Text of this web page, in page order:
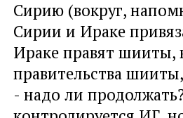
Сирию (вокруг,
Сирии и Ираке
Ираке правят шииты,
правительства
- надо ли